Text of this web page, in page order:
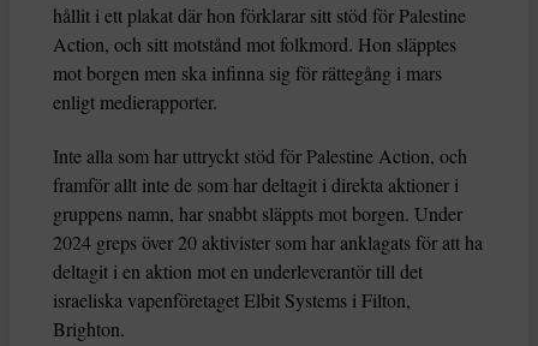
hållit i ett plakat där hon förklarar sitt stöd för Palestine
Action, och sitt motstånd mot folkmord. Hon släpptes
mot borgen men ska infinna sig för rättegång i mars
enligt medierapporter.
Inte alla som har uttryckt stöd för Palestine Action, och
framför allt inte de som har deltagit i direkta aktioner i
gruppens namn, har snabbt släppts mot borgen. Under
2024 greps över 20 aktivister som har anklagats för att ha
deltagit i en aktion mot en underleverantör till det
israeliska vapenföretaget Elbit Systems i Filton,
Brighton.